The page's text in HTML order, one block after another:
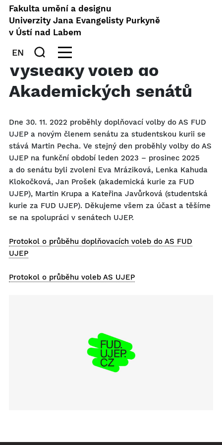
Fakulta umění a designu
Univerzity Jana Evangelisty Purkyně
v Ústí nad Labem
EN
Výsledky voleb do
Akademických senátů
Dne 30. 11. 2022 proběhly doplňovací volby do AS FUD
UJEP a novým členem senátu za studentskou kurii se
stává Martin Pecha. Ve stejný den proběhly volby do AS
UJEP na funkční období leden 2023 – prosinec 2025
a do senátu byli zvoleni Eva Mráziková, Lenka Kahuda
Klokočková, Jan Prošek (akademická kurie za FUD
UJEP), Martin Krupa a Kateřina Javůrková (studentská
kurie za FUD UJEP). Děkujeme všem za účast a těšíme
se na spolupráci v senátech UJEP.
Protokol o průběhu doplňovacích voleb do AS FUD
UJEP
Protokol o průběhu voleb AS UJEP